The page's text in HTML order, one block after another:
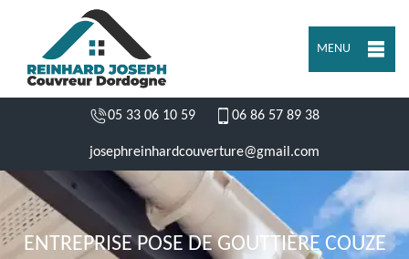
MENU
05 33 06 10 59 06 86 57 89 38
josephreinhardcouverture@gmail.com
ENTREPRISE POSE DE GOUTTIÈRE COUZE